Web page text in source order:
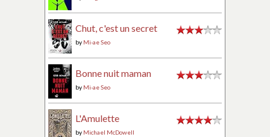
Chut, c'est un secret
by Mi-ae Seo
Bonne nuit maman
by Mi-ae Seo
L'Amulette
by Michael McDowell